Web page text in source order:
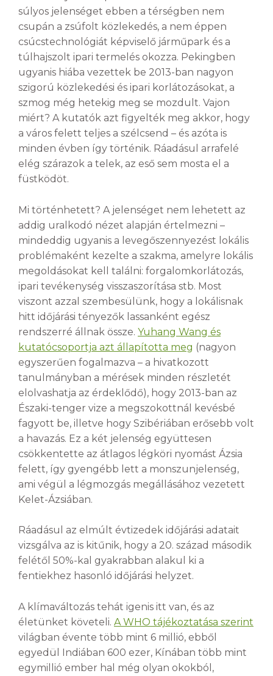
súlyos jelenséget ebben a térségben nem
csupán a zsúfolt közlekedés, a nem éppen
csúcstechnológiát képviselő járműpark és a
túlhajszolt ipari termelés okozza. Pekingben
ugyanis hiába vezettek be 2013-ban nagyon
szigorú közlekedési és ipari korlátozásokat, a
szmog még hetekig meg se mozdult. Vajon
miért? A kutatók azt figyelték meg akkor, hogy
a város felett teljes a szélcsend – és azóta is
minden évben így történik. Ráadásul arrafelé
elég szárazok a telek, az eső sem mosta el a
füstködöt.
Mi történhetett? A jelenséget nem lehetett az
addig uralkodó nézet alapján értelmezni –
mindeddig ugyanis a levegőszennyezést lokális
problémaként kezelte a szakma, amelyre lokális
megoldásokat kell találni: forgalomkorlátozás,
ipari tevékenység visszaszorítása stb. Most
viszont azzal szembesülünk, hogy a lokálisnak
hitt időjárási tényezők lassanként egész
rendszerré állnak össze. Yuhang Wang és
kutatócsoportja azt állapította meg (nagyon
egyszerűen fogalmazva – a hivatkozott
tanulmányban a mérések minden részletét
elolvashatja az érdeklődő), hogy 2013-ban az
Északi-tenger vize a megszokottnál kevésbé
fagyott be, illetve hogy Szibériában erősebb volt
a havazás. Ez a két jelenség együttesen
csökkentette az átlagos légköri nyomást Ázsia
felett, így gyengébb lett a monszunjelenség,
ami végül a légmozgás megállásához vezetett
Kelet-Ázsiában.
Ráadásul az elmúlt évtizedek időjárási adatait
vizsgálva az is kitűnik, hogy a 20. század második
felétől 50%-kal gyakrabban alakul ki a
fentiekhez hasonló időjárási helyzet.
A klímaváltozás tehát igenis itt van, és az
életünket követeli. A WHO tájékoztatása szerint
világban évente több mint 6 millió, ebből
egyedül Indiában 600 ezer, Kínában több mint
egymillió ember hal még olyan okokból,